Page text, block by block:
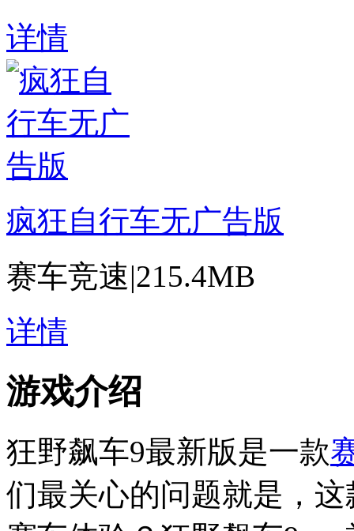
详情
疯狂自行车无广告版
赛车竞速|215.4MB
详情
游戏介绍
狂野飙车9最新版是一款
们最关心的问题就是，